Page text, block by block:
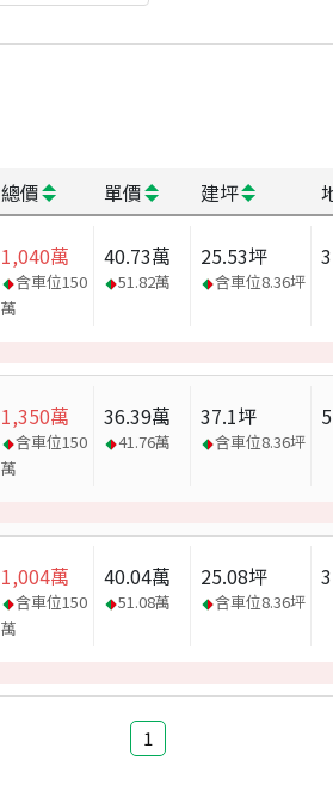
總價 單價 建坪
1,040萬
含車位150
萬
40.73萬
51.82萬
25.53坪
含車位8.36坪
1,350萬
含車位150
萬
36.39萬
41.76萬
37.1坪
含車位8.36坪
1,004萬
含車位150
萬
40.04萬
51.08萬
25.08坪
含車位8.36坪
1